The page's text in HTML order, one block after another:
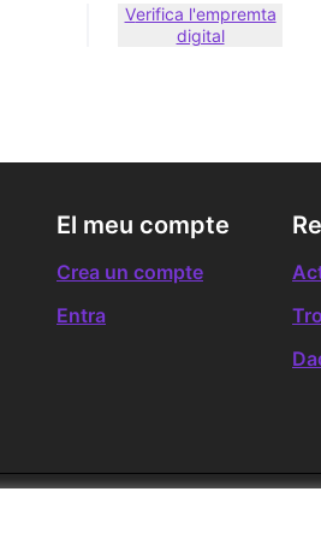
Verifica l'empremta
digital
El meu compte
Crea un compte
Entra